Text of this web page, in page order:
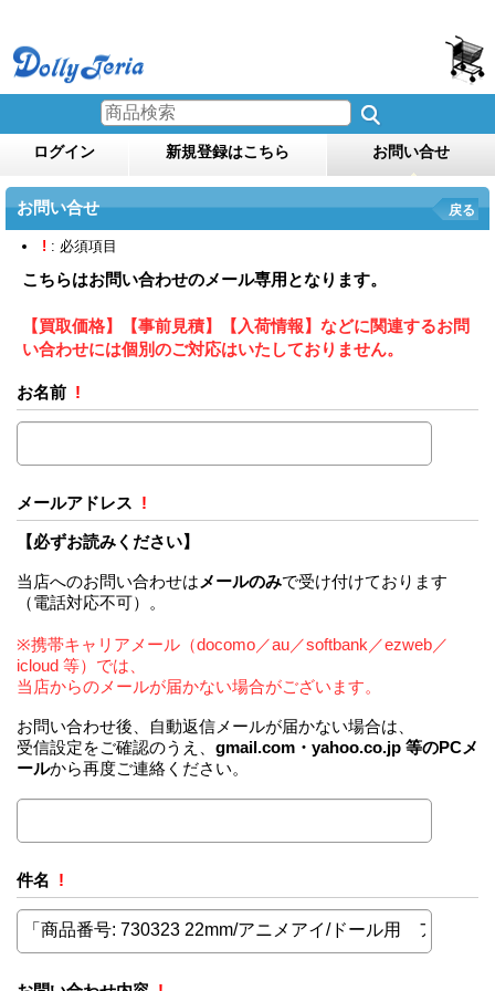
ログイン 新規登録はこちら お問い合せ
お問い合せ 戻る
! : 必須項目
こちらはお問い合わせのメール専用となります。
【買取価格】【事前見積】【入荷情報】などに関連するお問
い合わせには個別のご対応はいたしておりません。
お名前 !
メールアドレス !
【必ずお読みください】
当店へのお問い合わせは メールのみで受け付けております
（電話対応不可）。
※携帯キャリアメール（docomo／au／softbank／ezweb／
icloud 等）では、
当店からのメールが届かない場合がございます。
お問い合わせ後、自動返信メールが届かない場合は、
受信設定をご確認のうえ、 gmail.com・yahoo.co.jp 等のPCメ
ールから再度ご連絡ください。
件名 !